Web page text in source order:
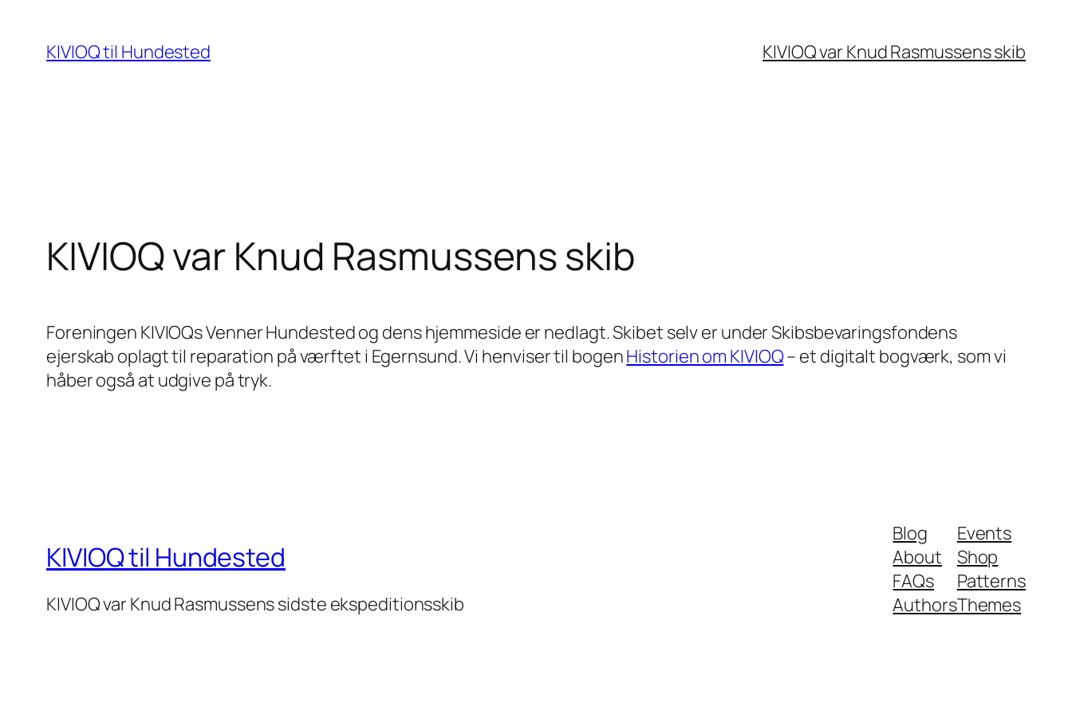
indhold
KIVIOQ til Hundested KIVIOQ var Knud Rasmussens skib
KIVIOQ var Knud Rasmussens skib
Foreningen KIVIOQs Venner Hundested og dens hjemmeside er nedlagt. Skibet selv er under Skibsbevaringsfondens
ejerskab oplagt til reparation på værftet i Egernsund. Vi henviser til bogenHistorien om KIVIOQ– et digitalt bogværk, som vi
håber også at udgive på tryk.
KIVIOQ til Hundested
KIVIOQ var Knud Rasmussens sidste ekspeditionsskib
Blog
About
FAQs
Authors
Events
Shop
Patterns
Themes